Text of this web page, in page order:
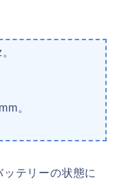
。
テリーの状態に